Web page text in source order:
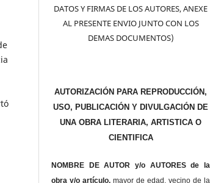
DATOS Y FIRMAS DE LOS AUTORES, ANEXE
AL PRESENTE ENVIO JUNTO CON LOS
DEMAS DOCUMENTOS)
AUTORIZACIÓN PARA REPRODUCCIÓN,
USO, PUBLICACIÓN Y DIVULGACIÓN DE
UNA OBRA LITERARIA, ARTISTICA O
CIENTIFICA
NOMBRE DE AUTOR y/o AUTORES de la
obra y/o artículo,mayor de edad, vecino de la